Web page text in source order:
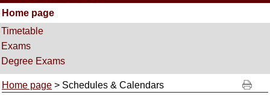
Home page
Timetable
Exams
Degree Exams
Home page > Schedules & Calendars